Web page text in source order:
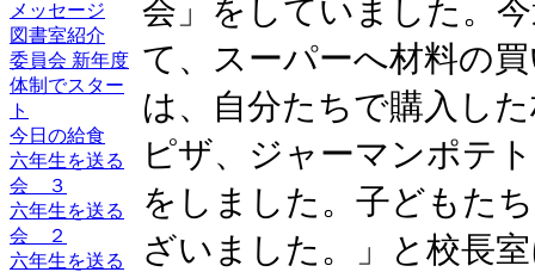
メッセージ
図書室紹介
委員会 新年度
体制でスター
ト
今日の給食
六年生を送る
会 ３
六年生を送る
会 ２
六年生を送る
会」をしていました。
て、スーパーへ材料の
は、自分たちで購入し
ピザ、ジャーマンポテ
をしました。子どもた
ざいました。」と校長